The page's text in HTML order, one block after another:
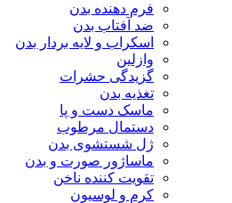
فرم دهنده بدن
ضد آفتاب بدن
اسکراب و لایه بردار بدن
وازلین
گزیدگی حشرات
تغذیه بدن
ماسک دست و پا
دستمال مرطوب
ژل شستشوی بدن
ماساژور صورت و بدن
تقویت کننده ناخن
کرم و لوسیون